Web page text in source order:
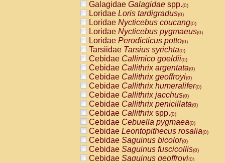
Galagidae Galagidae spp.(0)
Loridae Loris tardigradus(0)
Loridae Nycticebus coucang(0)
Loridae Nycticebus pygmaeus(0)
Loridae Perodicticus potto(0)
Tarsiidae Tarsius syrichta(0)
Cebidae Callimico goeldii(0)
Cebidae Callithrix argentata(0)
Cebidae Callithrix geoffroyi(0)
Cebidae Callithrix humeralifer(0)
Cebidae Callithrix jacchus(0)
Cebidae Callithrix penicillata(0)
Cebidae Callithrixspp.(0)
Cebidae Cebuella pygmaea(0)
Cebidae Leontopithecus rosalia(0)
Cebidae Saguinus bicolor(0)
Cebidae Saguinus fuscicollis(0)
Cebidae Saguinus geoffroyi(0)